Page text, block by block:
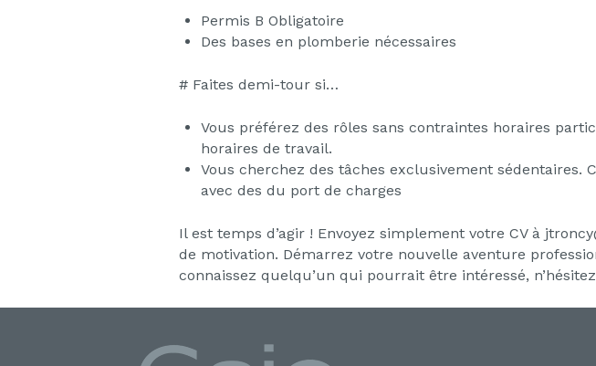
Permis B Obligatoire
Des bases en plomberie nécessaires
# Faites demi-tour si…
Vous préférez des rôles sans contraintes horaires
horaires de travail.
Vous cherchez des tâches exclusivement
avec des du port de charges
Il est temps d’agir ! Envoyez simplement votre CV à
de motivation. Démarrez votre nouvelle aventure
connaissez quelqu’un qui pourrait être intéressé,